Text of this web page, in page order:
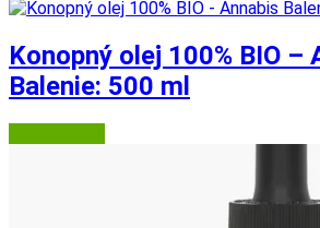
Konopný olej 100% BIO –
Balenie: 500 ml